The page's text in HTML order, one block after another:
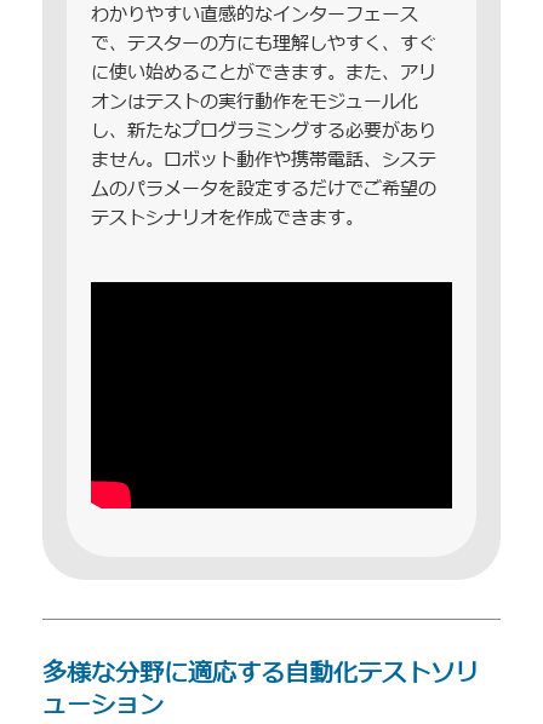
わかりやすい直感的なインターフェース
で、テスターの方にも理解しやすく、すぐ
に使い始めることができます。また、アリ
オンはテストの実行動作をモジュール化
し、新たなプログラミングする必要があり
ません。ロボット動作や携帯電話、システ
ムのパラメータを設定するだけでご希望の
テストシナリオを作成できます。
多様な分野に適応する自動化テストソリ
ューション